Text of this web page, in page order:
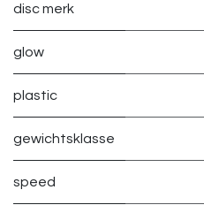
disc merk
glow
plastic
gewichtsklasse
speed